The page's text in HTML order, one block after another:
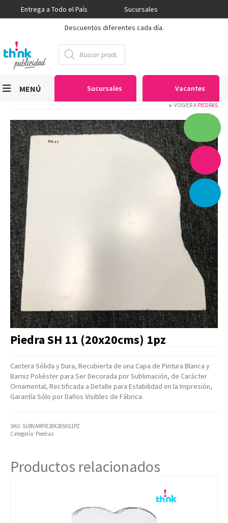
Entrega a Todo el País
Sucursales
Descuentos diferentes cada día.
Búsqueda
de
productos
Sucursales Vacantes
MENÚ
Sublimación
VOLVER A PIEDRAS
Piedra SH 11 (20x20cms) 1pz
Cantera Sólida y Dura, Recubierta de una Capa de Pintura Blanca y
Barniz Poliéster para Ser Decorada por Sublimación, de Carácter
Ornamental, Rectificada a Detalle para Estabilidad en la Impresión,
Garantía Sólo por Daños Visibles de Fábrica
SKU: SUBVARPIE20X20SH11PZ
Categoría: Piedras
Productos relacionados